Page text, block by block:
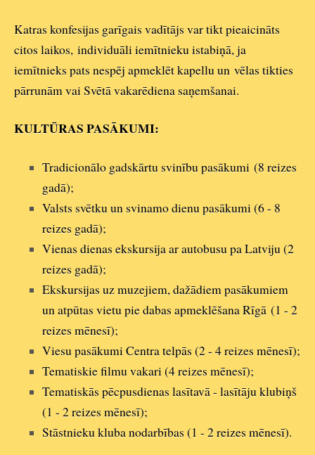
Katras konfesijas garīgais vadītājs var tikt pieaicināts
citos laikos, individuāli iemītnieku istabiņā, ja
iemītnieks pats nespēj apmeklēt kapellu un vēlas tikties
pārrunām vai Svētā vakarēdiena saņemšanai.
KULTŪRAS PASĀKUMI:
Tradicionālo gadskārtu svinību pasākumi (8 reizes
gadā);
Valsts svētku un svinamo dienu pasākumi (6 - 8
reizes gadā);
Vienas dienas ekskursija ar autobusu pa Latviju (2
reizes gadā);
Ekskursijas uz muzejiem, dažādiem pasākumiem
un atpūtas vietu pie dabas apmeklēšana Rīgā (1 - 2
reizes mēnesī);
Viesu pasākumi Centra telpās (2 - 4 reizes mēnesī);
Tematiskie filmu vakari (4 reizes mēnesī);
Tematiskās pēcpusdienas lasītavā - lasītāju klubiņš
(1 - 2 reizes mēnesī);
Stāstnieku kluba nodarbības (1 - 2 reizes mēnesī).